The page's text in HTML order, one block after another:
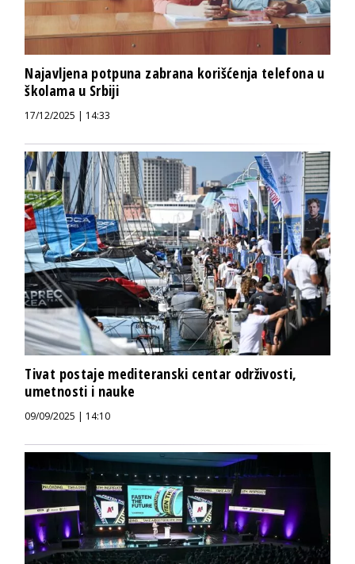
Najavljena potpuna zabrana korišćenja telefona u
školama u Srbiji
17/12/2025 | 14:33
Tivat postaje mediteranski centar održivosti,
umetnosti i nauke
09/09/2025 | 14:10